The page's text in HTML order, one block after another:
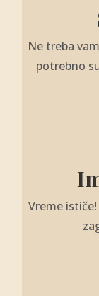
Ne treba
potrebno
Vreme